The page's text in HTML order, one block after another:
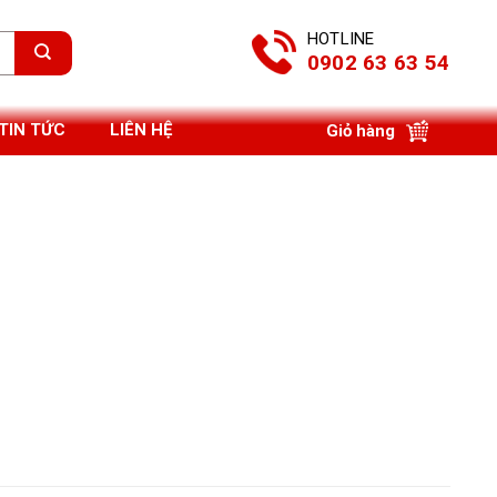
HOTLINE
0902 63 63 54
TỨC LIÊN HỆ Giỏ hàng